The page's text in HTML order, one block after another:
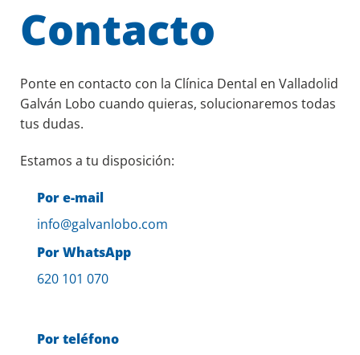
Contacto
Ponte en contacto con la Clínica Dental en Valladolid
Galván Lobo cuando quieras, solucionaremos todas
tus dudas.
Estamos a tu disposición:
Por e-mail
info@galvanlobo.com
Por WhatsApp
620 101 070
Por teléfono